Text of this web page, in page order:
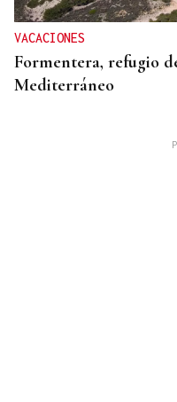
VACACIONES
Formentera, refugio
Mediterráneo